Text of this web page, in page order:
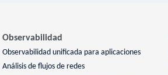
Observabilidad
Observabilidad unificada para aplicaciones
Análisis de flujos de redes